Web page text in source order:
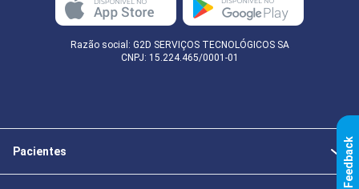
k
Razão social: G2D SERVIÇOS TECNOLÓGICOS SA
CNPJ: 15.224.465/0001-01
Pacientes